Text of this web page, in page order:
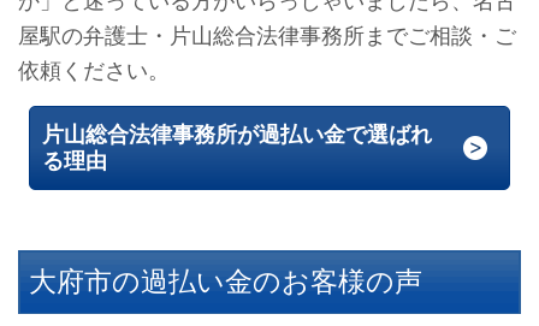
屋駅の弁護士・片山総合法律事務所までご相談・ご
依頼ください。
片山総合法律事務所が過払い金で選ばれ
る理由
大府市の過払い金のお客様の声